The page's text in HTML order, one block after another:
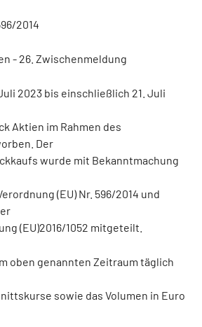
2014
- 26. Zwischenmeldung
2023 bis einschließlich 21. Juli
Aktien im Rahmen des
Der
wurde mit Bekanntmachung
(EU) Nr. 596/2014 und
(EU)2016/1052 mitgeteilt.
oben genannten Zeitraum täglich
sowie das Volumen in Euro